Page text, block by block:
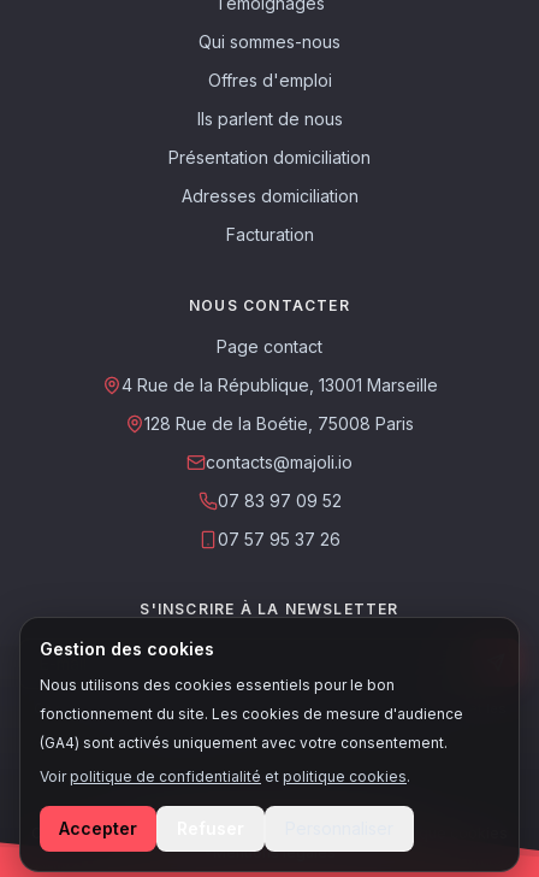
Gestion des cookies
Nous utilisons des cookies essentiels pour le bon
fonctionnement du site. Les cookies de mesure d'audience
(GA4) sont activés uniquement avec votre consentement.
Voir politique de confidentialité et politique cookies.
Accepter
Qui sommes-nous
Offres d'emploi
Ils parlent de nous
Présentation domiciliation
Adresses domiciliation
Facturation
NOUS CONTACTER
Page contact
4 Rue de la République, 13001 Marseille
128 Rue de la Boétie, 75008 Paris
contacts@majoli.io
07 83 97 09 52
07 57 95 37 26
S'INSCRIRE À LA NEWSLETTER
Ce site est protégé par reCAPTCHA. Les règles de confidentialité
© 2026, Majoli - Tous droits réservés
Conditions de vente
•Mentions légales